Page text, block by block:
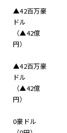
▲42百万豪
ドル
（▲42億
円）
▲42百万豪
ドル
（▲42億
円）
0豪ドル